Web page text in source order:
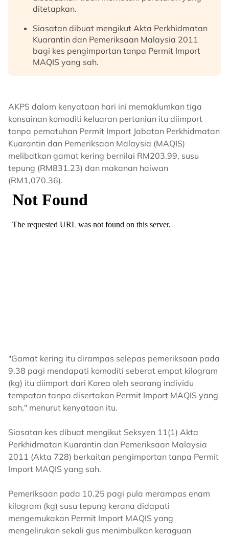
ditetapkan.
Siasatan dibuat mengikut Akta Perkhidmatan
Kuarantin dan Pemeriksaan Malaysia 2011
bagi kes pengimportan tanpa Permit Import
MAQIS yang sah.
AKPS dalam kenyataan hari ini memaklumkan tiga
konsainan komoditi keluaran pertanian itu diimport
tanpa pematuhan Permit Import Jabatan Perkhidmatan
Kuarantin dan Pemeriksaan Malaysia (MAQIS)
melibatkan gamat kering bernilai RM203.99, susu
tepung (RM831.23) dan makanan haiwan
(RM1,070.36).
"Gamat kering itu dirampas selepas pemeriksaan pada
9.38 pagi mendapati komoditi seberat empat kilogram
(kg) itu diimport dari Korea oleh seorang individu
tempatan tanpa disertakan Permit Import MAQIS yang
sah," menurut kenyataan itu.
Siasatan kes dibuat mengikut Seksyen 11(1) Akta
Perkhidmatan Kuarantin dan Pemeriksaan Malaysia
2011 (Akta 728) berkaitan pengimportan tanpa Permit
Import MAQIS yang sah.
Pemeriksaan pada 10.25 pagi pula merampas enam
kilogram (kg) susu tepung kerana didapati
mengemukakan Permit Import MAQIS yang
mengelirukan sekali gus menimbulkan keraguan